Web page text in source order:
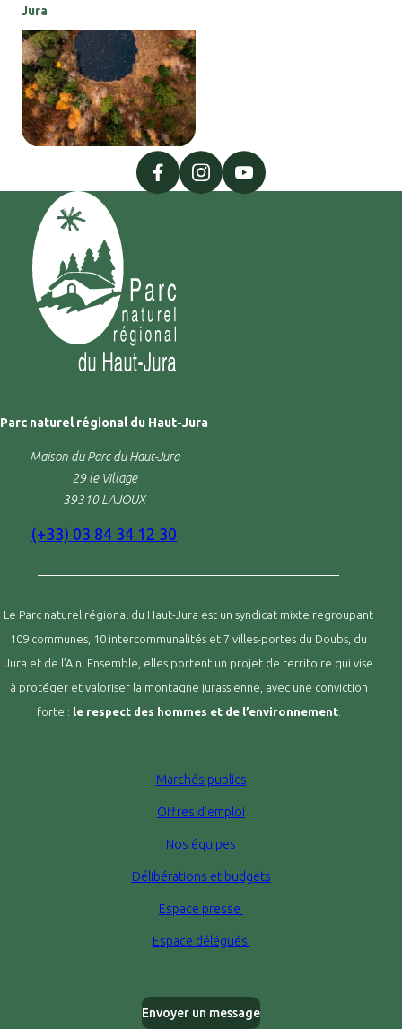
Jura
facebookinstagramyoutube
Parc naturel régional du Haut-Jura
Maison du Parc du Haut-Jura
29 le Village
39310 LAJOUX
(+33) 03 84 34 12 30
Le Parc naturel régional du Haut-Jura est un syndicat mixte regroupant
109 communes, 10 intercommunalités et 7 villes-portes du Doubs, du
Jura et de l’Ain. Ensemble, elles portent un projet de territoire qui vise
à protéger et valoriser la montagne jurassienne, avec une conviction
forte : le respect des hommes et de l’environnement.
Marchés publics
Offres d’emploi
Nos équipes
Délibérations et budgets
Espace presse
Espace délégués
Envoyer un message